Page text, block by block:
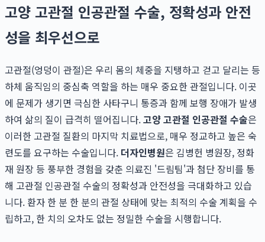
고양 고관절 인공관절 수술, 정확성과 안전
성을 최우선으로
고관절(엉덩이 관절)은 우리 몸의 체중을 지탱하고 걷고 달리는 등
하체 움직임의 중심축 역할을 하는 매우 중요한 관절입니다. 이곳
에 문제가 생기면 극심한 사타구니 통증과 함께 보행 장애가 발생
하여 삶의 질이 급격히 떨어집니다.고양 고관절 인공관절 수술은
이러한 고관절 질환의 마지막 치료법으로, 매우 정교하고 높은 숙
련도를 요구하는 수술입니다. 더자인병원은 김병헌 병원장, 정화
재 원장 등 풍부한 경험을 갖춘 의료진 '드림팀'과 첨단 장비를 통
해 고관절 인공관절 수술의 정확성과 안전성을 극대화하고 있습
니다. 환자 한 분 한 분의 관절 상태에 맞는 최적의 수술 계획을 수
립하고, 한 치의 오차도 없는 정밀한 수술을 시행합니다.